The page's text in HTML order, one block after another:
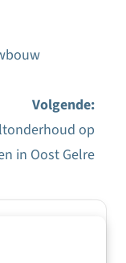
Volgende:
op
in Oost Gelre